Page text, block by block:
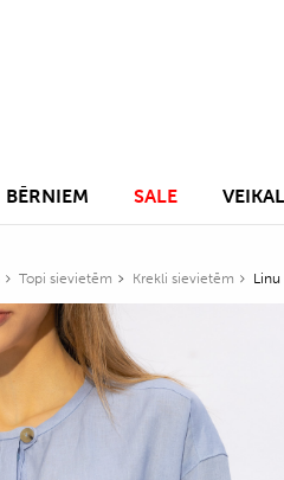
BĒRNIEM SALE
Topi sievietēm Krekli sievietēm Linu